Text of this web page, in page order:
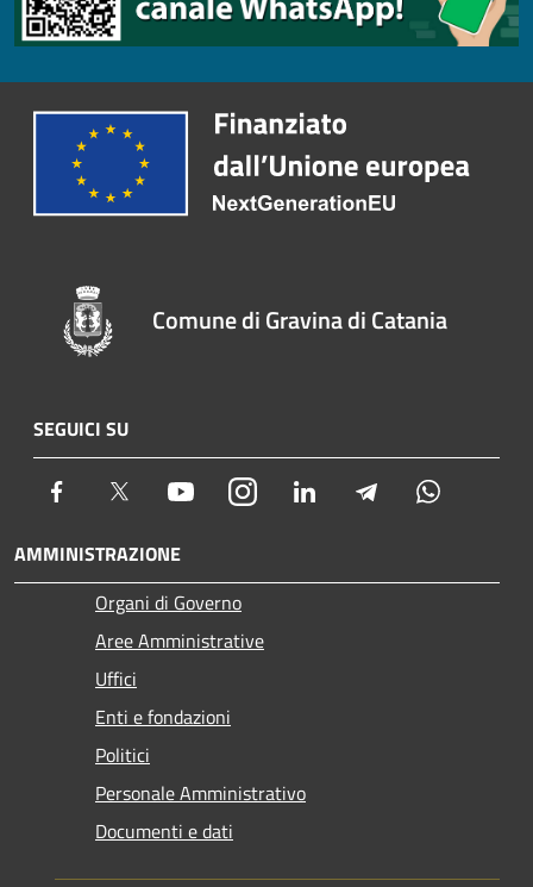
Comune di Gravina di Catania
SEGUICI SU
Facebook Twitter YoutubeInstagram LinkedIn Telegram
AMMINISTRAZIONE
Organi di Governo
Aree Amministrative
Uffici
Enti e fondazioni
Politici
Personale Amministrativo
Documenti e dati